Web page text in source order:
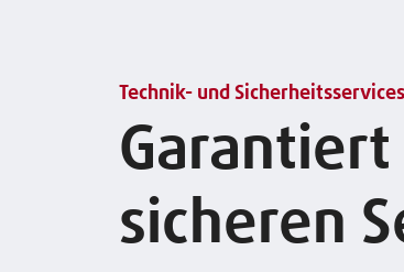
Technik- und
sicheren